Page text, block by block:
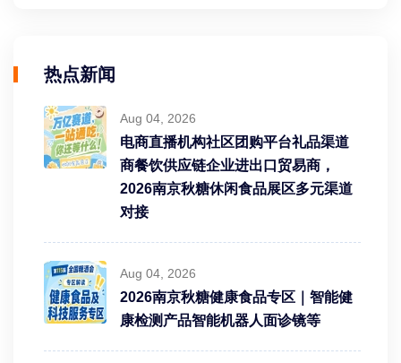
热点新闻
Aug 04, 2026
电商直播机构社区团购平台礼品渠道
商餐饮供应链企业进出口贸易商，
2026南京秋糖休闲食品展区多元渠道
对接
Aug 04, 2026
2026南京秋糖健康食品专区｜智能健
康检测产品智能机器人面诊镜等